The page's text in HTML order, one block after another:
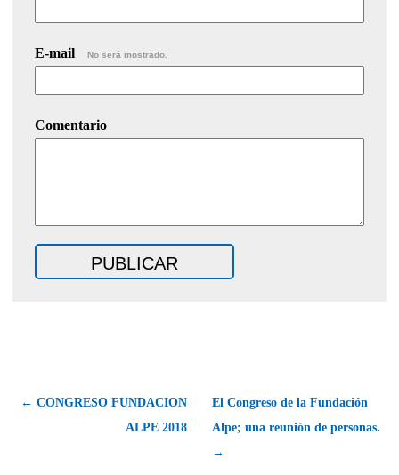
E-mail No será mostrado.
Comentario
← CONGRESO FUNDACION
ALPE 2018
El Congreso de la Fundación
Alpe; una reunión de personas.
→